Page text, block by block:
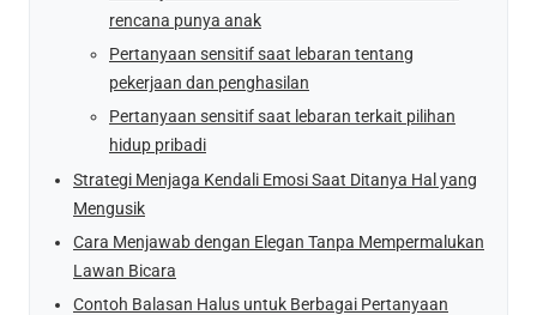
rencana punya anak
Pertanyaan sensitif saat lebaran tentang
pekerjaan dan penghasilan
Pertanyaan sensitif saat lebaran terkait pilihan
hidup pribadi
Strategi Menjaga Kendali Emosi Saat Ditanya Hal yang
Mengusik
Cara Menjawab dengan Elegan Tanpa Mempermalukan
Lawan Bicara
Contoh Balasan Halus untuk Berbagai Pertanyaan